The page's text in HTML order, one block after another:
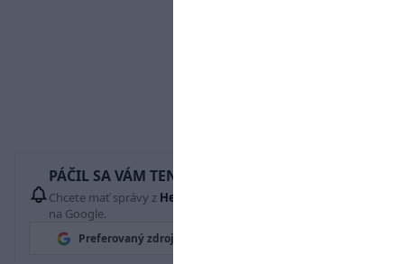
PÁČIL SA VÁM TENTO ČLÁNOK?
Chcete mať správy z Hetrik.sk
na Google.
Preferovaný zdroj